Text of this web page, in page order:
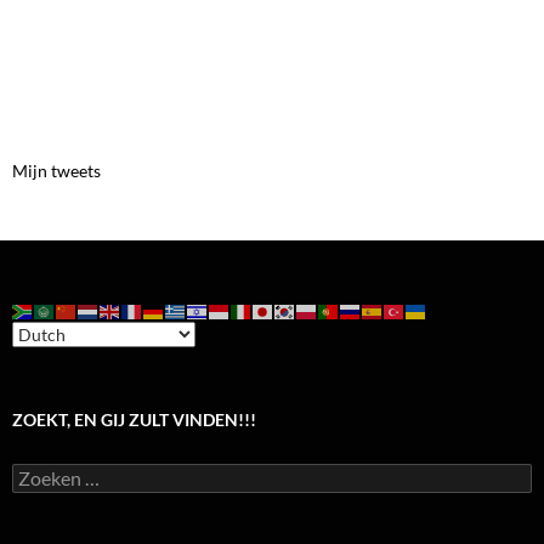
Mijn tweets
ZOEKT, EN GIJ ZULT VINDEN!!!
Zoeken
naar: